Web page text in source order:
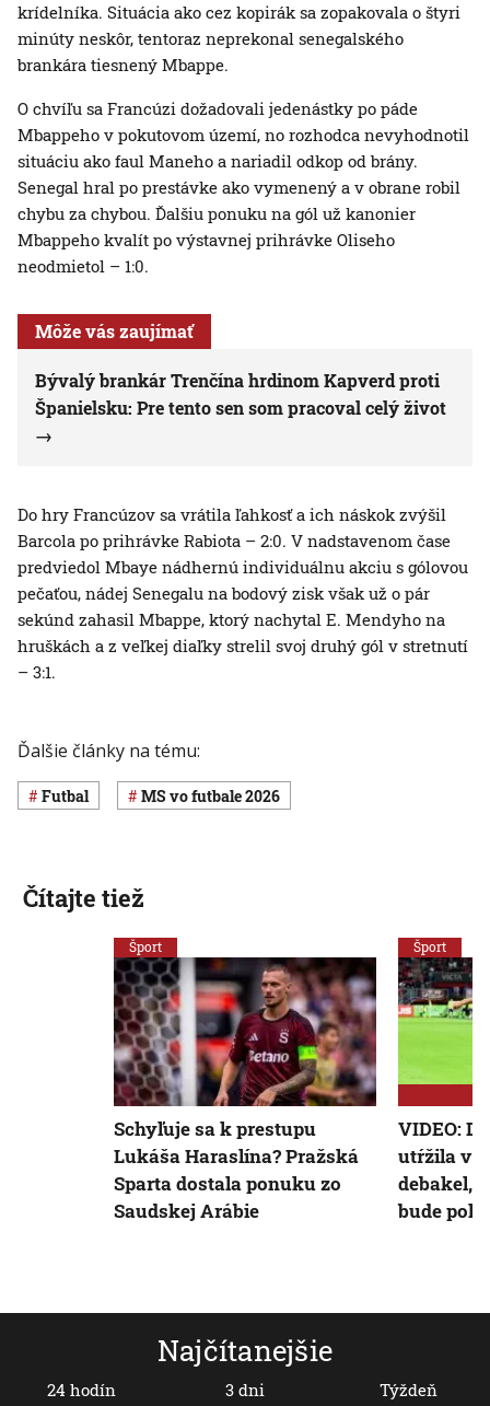
krídelníka. Situácia ako cez kopirák sa zopakovala o štyri
minúty neskôr, tentoraz neprekonal senegalského
brankára tiesnený Mbappe.
O chvíľu sa Francúzi dožadovali jedenástky po páde
Mbappeho v pokutovom území, no rozhodca nevyhodnotil
situáciu ako faul Maneho a nariadil odkop od brány.
Senegal hral po prestávke ako vymenený a v obrane robil
chybu za chybou. Ďalšiu ponuku na gól už kanonier
Mbappeho kvalít po výstavnej prihrávke Oliseho
neodmietol – 1:0.
Môže vás zaujímať
Bývalý brankár Trenčína hrdinom Kapverd proti
Španielsku: Pre tento sen som pracoval celý život
Do hry Francúzov sa vrátila ľahkosť a ich náskok zvýšil
Barcola po prihrávke Rabiota – 2:0. V nadstavenom čase
predviedol Mbaye nádhernú individuálnu akciu s gólovou
pečaťou, nádej Senegalu na bodový zisk však už o pár
sekúnd zahasil Mbappe, ktorý nachytal E. Mendyho na
hruškách a z veľkej diaľky strelil svoj druhý gól v stretnutí
– 3:1.
Ďalšie články na tému:
Futbal MS vo futbale 2026
Najčítanejšie
24 hodín 3 dni Týždeň
Čítajte tiež
Šport
Schyľuje sa k prestupu
Lukáša Haraslína? Pražská
Sparta dostala ponuku zo
Saudskej Arábie
Šport
VIDEO:
utŕžila v
debakel,
bude